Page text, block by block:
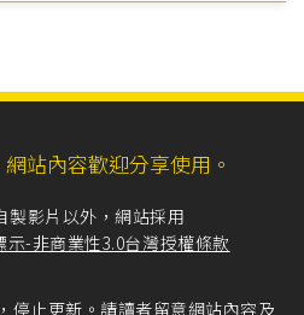
站內容歡迎分享使用。
製影片以外，網站採用
示-非商業性3.0台灣授權條款
停止更新。請讀者留意網站內容及